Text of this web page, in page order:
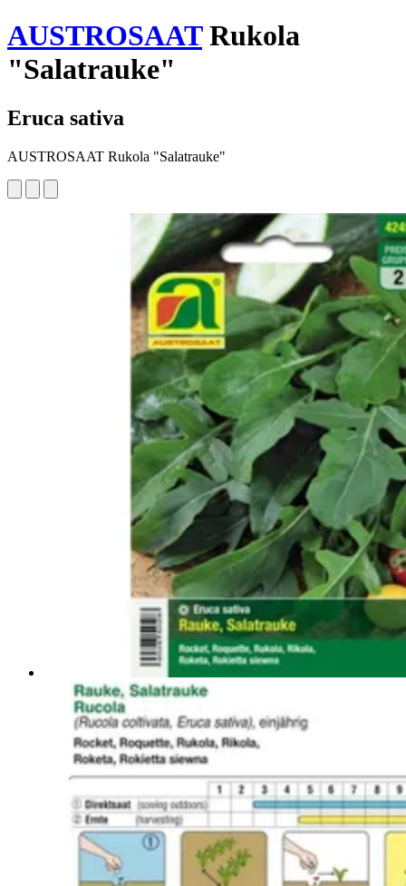
AUSTROSAATRukola
"Salatrauke"
Eruca sativa
AUSTROSAAT Rukola "Salatrauke"